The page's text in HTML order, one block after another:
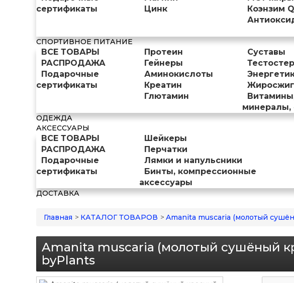
сертификаты
Цинк
Коэнзим
СПОРТИВНОЕ ПИТАНИЕ
ВСЕ ТОВАРЫ
РАСПРОДАЖА
Подарочные
сертификаты
Протеин
Гейнеры
Аминокислоты
Креатин
Глютамин
Суставы
минералы,
ОДЕЖДА
АКСЕССУАРЫ
ВСЕ ТОВАРЫ
РАСПРОДАЖА
Подарочные
сертификаты
Шейкеры
Перчатки
Лямки и напульсники
Бинты, компрессионные
аксессуары
ДОСТАВКА
Главная > КАТАЛОГ ТОВАРОВ > Amanita muscaria (молотый
Amanita muscaria (молотый сушёный
byPlants